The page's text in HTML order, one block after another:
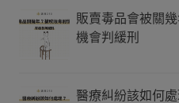
販賣毒品會被關
機會判緩刑
醫療糾紛該如何